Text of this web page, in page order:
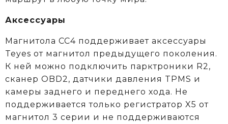
Аксессуары
Магнитола CC4 поддерживает аксессуары
Teyes от магнитол предыдущего поколения.
К ней можно подключить парктроники R2,
сканер OBD2, датчики давления TPMS и
камеры заднего и переднего хода. Не
поддерживается только регистратор X5 от
магнитол 3 серии и не поддерживаются